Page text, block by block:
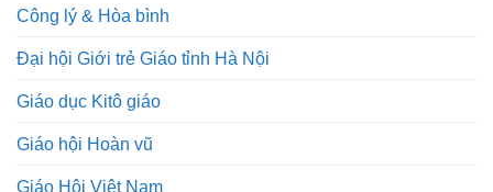
Công lý & Hòa bình
Đại hội Giới trẻ Giáo tỉnh Hà Nội
Giáo dục Kitô giáo
Giáo hội Hoàn vũ
Giáo Hội Việt Nam